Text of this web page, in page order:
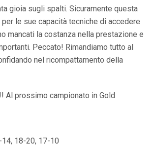
gioia sugli spalti. Sicuramente questa
le sue capacità tecniche di accedere
mancati la costanza nella prestazione e
Peccato! Rimandiamo tutto al
nel ricompattamento della
Al prossimo campionato in Gold
18-20, 17-10